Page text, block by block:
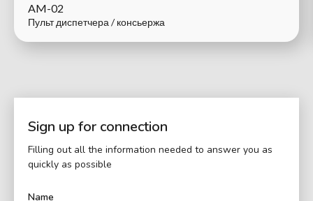
AM-02
Пульт диспетчера / консьержа
Sign up for connection
Filling out all the information needed to answer you as
quickly as possible